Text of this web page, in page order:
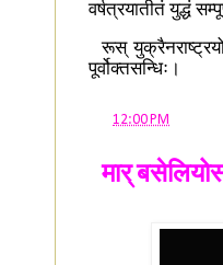
वर्षत्रयातीतं युद्धं
रूस्
पूर्वोक्तसन्धिः।
12:00 PM
मार्